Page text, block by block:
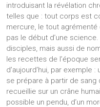
introduisant la révélation
telles que : tout corps est
mercure, le tout
pas le début d’une
disciples, mais aussi de
les recettes de l’époque
d’aujourd’hui, par exemple
se prépare à partir de sang
recueillie sur un crâne
possible un pendu, d’un